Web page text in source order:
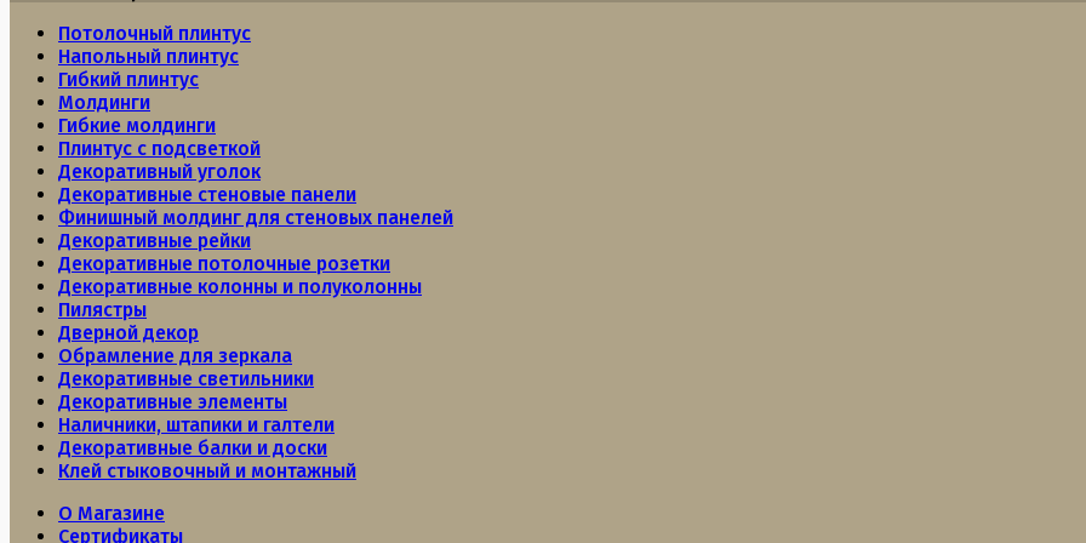
Потолочный плинтус
Напольный плинтус
Гибкий плинтус
Молдинги
Гибкие молдинги
Плинтус с подсветкой
Декоративный уголок
Декоративные стеновые панели
Финишный молдинг для стеновых панелей
Декоративные рейки
Декоративные потолочные розетки
Декоративные колонны и полуколонны
Пилястры
Дверной декор
Обрамление для зеркала
Декоративные светильники
Декоративные элементы
Наличники, штапики и галтели
Декоративные балки и доски
Клей стыковочный и монтажный
О Магазине
Сертификаты